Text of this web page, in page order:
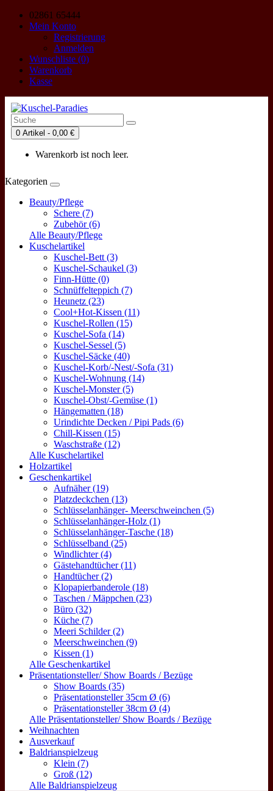
02861 65444
Mein Konto
Registrierung
Anmelden
Wunschliste (0)
Warenkorb
Kasse
0 Artikel - 0,00 €
Warenkorb ist noch leer.
Kategorien
Beauty/Pflege
Schere (7)
Zubehör (6)
Alle Beauty/Pflege
Kuschelartikel
Kuschel-Bett (3)
Kuschel-Schaukel (3)
Finn-Hütte (0)
Schnüffelteppich (7)
Heunetz (23)
Cool+Hot-Kissen (11)
Kuschel-Rollen (15)
Kuschel-Sofa (14)
Kuschel-Sessel (5)
Kuschel-Säcke (40)
Kuschel-Korb/-Nest/-Sofa (31)
Kuschel-Wohnung (14)
Kuschel-Monster (5)
Kuschel-Obst/-Gemüse (1)
Hängematten (18)
Urindichte Decken / Pipi Pads (6)
Chill-Kissen (15)
Waschstraße (12)
Alle Kuschelartikel
Holzartikel
Geschenkartikel
Aufnäher (19)
Platzdeckchen (13)
Schlüsselanhänger- Meerschweinchen (5)
Schlüsselanhänger-Holz (1)
Schlüsselanhänger-Tasche (18)
Schlüsselband (25)
Windlichter (4)
Gästehandtücher (11)
Handtücher (2)
Klopapierbanderole (18)
Taschen / Mäppchen (23)
Büro (32)
Küche (7)
Meeri Schilder (2)
Meerschweinchen (9)
Kissen (1)
Alle Geschenkartikel
Präsentationsteller/ Show Boards / Bezüge
Show Boards (35)
Präsentationsteller 35cm Ø (6)
Präsentationsteller 38cm Ø (4)
Alle Präsentationsteller/ Show Boards / Bezüge
Weihnachten
Ausverkauf
Baldrianspielzeug
Klein (7)
Groß (12)
Alle Baldrianspielzeug